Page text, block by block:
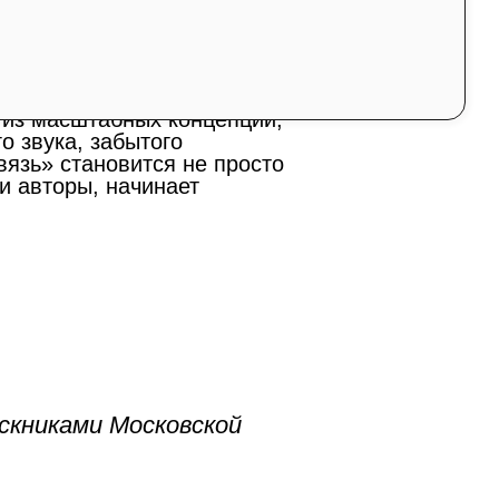
Кузнецова, Анны Берч
почти интимному
масштабных концепций,
звука, забытого
становится не просто
авторы, начинает
Московской